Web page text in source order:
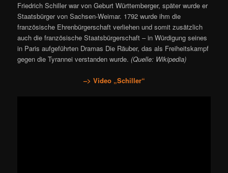
Friedrich Schiller war von Geburt Württemberger, später wurde er
Staatsbürger von Sachsen-Weimar. 1792 wurde ihm die
französische Ehrenbürgerschaft verliehen und somit zusätzlich
auch die französische Staatsbürgerschaft – in Würdigung seines
in Paris aufgeführten Dramas Die Räuber, das als Freiheitskampf
gegen die Tyrannei verstanden wurde. (Quelle: Wikipedia)
–> Video „Schiller“